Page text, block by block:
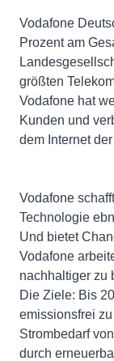
Vodafone
Prozent am
größten
Vodafone hat
Kunden und
dem Internet
Vodafone
Technologie
Und bietet
Vodafone
nachhaltiger zu
Die Ziele: Bis
emissionsfrei
Strombedarf
durch